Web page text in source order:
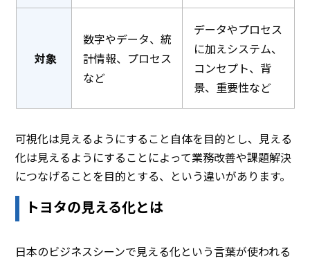
対象
数字やデータ、統
計情報、プロセス
など
データやプロセス
に加えシステム、
コンセプト、背
景、重要性など
可視化は見えるようにすること自体を目的とし、見える
化は見えるようにすることによって業務改善や課題解決
につなげることを目的とする、という違いがあります。
トヨタの見える化とは
日本のビジネスシーンで見える化という言葉が使われる